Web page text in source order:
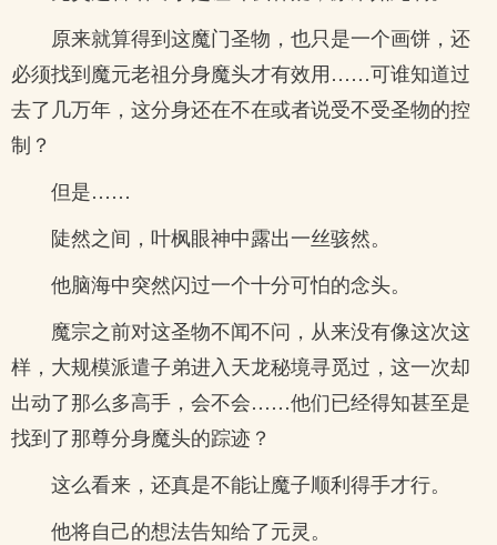
原来就算得到这魔门圣物，也只是一个画饼，还
必须找到魔元老祖分身魔头才有效用……可谁知道过
去了几万年，这分身还在不在或者说受不受圣物的控
制？
但是……
陡然之间，叶枫眼神中露出一丝骇然。
他脑海中突然闪过一个十分可怕的念头。
魔宗之前对这圣物不闻不问，从来没有像这次这
样，大规模派遣子弟进入天龙秘境寻觅过，这一次却
出动了那么多高手，会不会……他们已经得知甚至是
找到了那尊分身魔头的踪迹？
这么看来，还真是不能让魔子顺利得手才行。
他将自己的想法告知给了元灵。